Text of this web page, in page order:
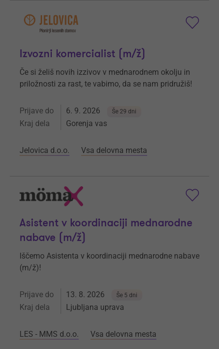
Izvozni komercialist (m/ž)
Če si želiš novih izzivov v mednarodnem okolju in
priložnosti za rast, te vabimo, da se nam pridružiš!
Prijave do 6. 9. 2026 Še 29 dni
Kraj dela Gorenja vas
Jelovica d.o.o. Vsa delovna mesta
Asistent v koordinaciji mednarodne
nabave (m/ž)
Iščemo Asistenta v koordinaciji mednarodne nabave
(m/ž)!
Prijave do 13. 8. 2026 Še 5 dni
Kraj dela Ljubljana uprava
LES - MMS d.o.o. Vsa delovna mesta